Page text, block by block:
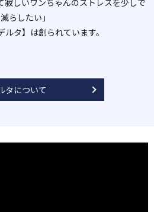
寂しいワンちゃんのストレスを少しで
らしたい」
タ】は創られています。
タについて